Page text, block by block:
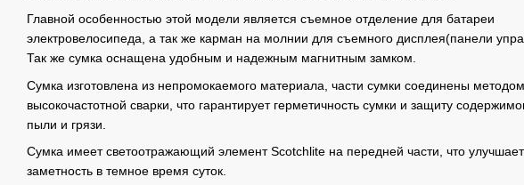
Главной особенностью этой модели является съемное отделение для батареи
электровелосипеда, а так же карман на молнии для съемного дисплея(панели
Так же сумка оснащена удобным и надежным магнитным замком.
Сумка изготовлена из непромокаемого материала, части сумки соединены методом
высокочастотной сварки, что гарантирует герметичность сумки и защиту
пыли и грязи.
Сумка имеет светоотражающий элемент Scotchlite на передней части, что улучшает
заметность в темное время суток.